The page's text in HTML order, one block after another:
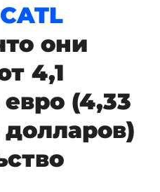
CATL
они
4,1
(4,33